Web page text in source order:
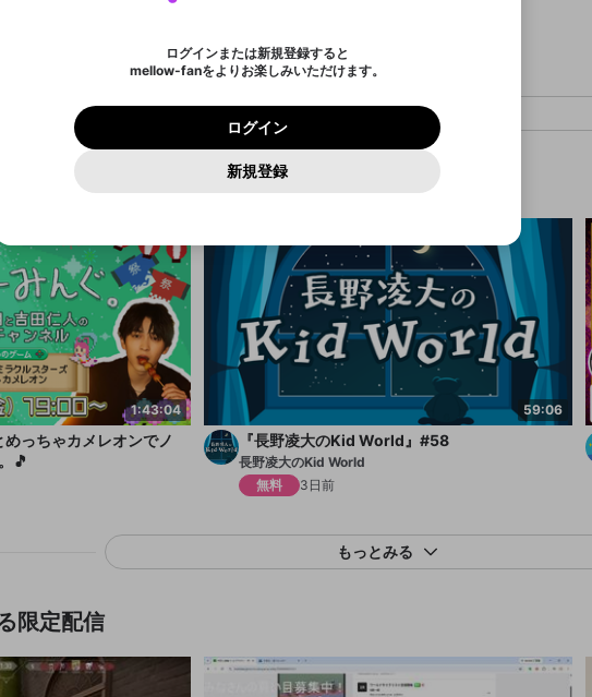
検索履歴をすべて削除しますか？
いいえ はい
1:43:04
めっちゃカメレオンでノ
🎵
59:06
『長野凌大のKid World』#58
長野凌大のKid World
無料
3日前
もっとみる
限定配信
利用規約を確認しました。
確認しました
Google
Yahoo! JAPAN
Appleでサインアップ
mellow-fanの利用規約・プライバシーポリシー・外部サービ
スとのID連携に関する同意事項
に同意頂いた上で、次にお進み
ください
進みください。
アカウント作成
mellow-fanからのお得な情報をメールで受け取
る
Google
Yahoo! JAPAN
Appleでサインイン
mellow-fanの利用規約・プライバシーポリシー・外部サービ
スとのID連携に関する同意事項
に同意頂いた上で、次にお進み
ください
ログイン
パスワードを忘れた方はこちら
アカウントをお持ちですか？アカウントを作成する
ログインまたは新規登録すると
mellow-fanをよりお楽しみいただけます。
ログイン
新規登録
登録したメールアドレスを入力し、送信してください。
再設定する
確認ください
OK
お住まいの地域
ご登録いただいた情報はサービスの向上を目的として
使用いたします。
一部サービスをご利用いただくには、生年月の登録が
必要です。
登録
あとで登録
及びcs.openrec.co.jpドメイン）が受信拒否設定に含まれて
いないかご確認ください。
入力
プレミアム会員に入会
著作権の侵害
なりすまし行為
ねずみ講やマルチ商法
誤解を招く配信設定
ゲームの録画禁止区域の配信
改造版・海賊版ソフトの配信
政治的・宗教的・人種的な内容
報告された問題については、利用規約に違反しているかどうか
をスタッフが確認します。この機能をむやみに使用すること
は、利用規約違反になります。
送信
Discordアカウントを作成
Discordは第三者が提供するコミュニティーサービスで、mellow-
fanとは関わりがありません。Discordに関してのお問い合わせには
お答えすることができません。Discordの仕様変更により、限定コ
ミュニティ特典の提供が終了する可能性がありますが、その際の補
外部サービスとのID連携に関する同意事項
Discordとは？ Discordに参加する